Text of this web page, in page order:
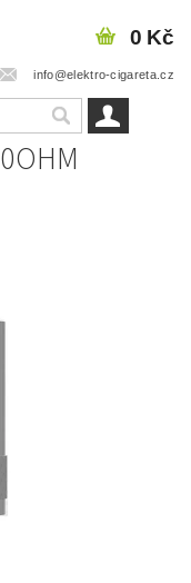
info@elektro-cigareta.cz
0 Kč